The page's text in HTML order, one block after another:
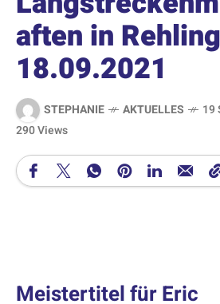
aften in
18.09.2021
STEPHANIE AKTUELLES
19
290 Views
Meistertitel für Eric